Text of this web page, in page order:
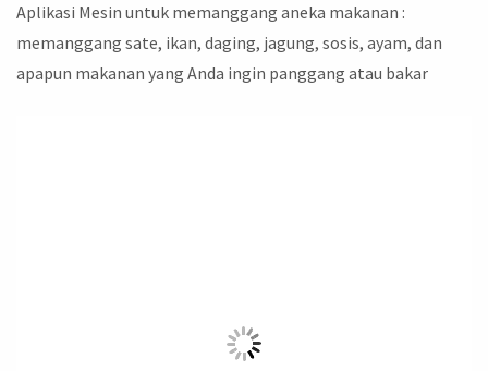
Aplikasi Mesin untuk memanggang aneka makanan :
memanggang sate, ikan, daging, jagung, sosis, ayam, dan
apapun makanan yang Anda ingin panggang atau bakar